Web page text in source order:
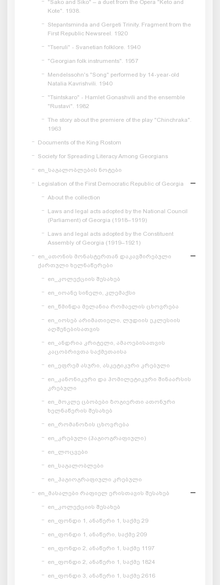
"Sako and Siko" – a duet from the Opera "Keto and
Kote". 1938.
Stepantsminda and Gergeti Trinity. Fragment from the
First Republic Newsreel. 1920
"Tseruli" - Svanetian folklore. 1940
"Georgian folk instruments". 1957
Mendelssohn's "Song" performed by 14-year-old
Natalia Kavrishvili. 1940
"Tsintskaro" - Hamlet Gonashvili and the ensemble
"Rustavi". 1982
The story about the premiere of the play "Chinchraka".
1963
Documents of the King Rostom
Society for Spreading Literacy Among Georgians
en_საგალობლების ნოტები
Legislation of the First Democratic Republic of Georgia
About the collection
Laws and legal acts adopted by the National Council
(Parliament) of Georgia (1918–1919)
Laws and legal acts adopted by the Constituent
Assembly of Georgia (1919–1921)
en_ათონის მონასტერთან დაკავშირებული
ქართული ხელნაწერები
en_კოლექციის შესახებ
en_იოანე სინელი, კლემაქსი
en_წმინდა მელანია რომაელის ცხოვრება
en_იოსებ არიმათიელი, ლუდიის ეკლესიის
აღშენებისათვის
en_ანდრია კრიტელი, ამაოებისათვის
კაცობრივთა საქმეთაისა
en_ეფრემ ასური, ასკეტიკური კრებული
en_კანონიკური და ჰომილეტიკური შინაარსის
კრებული
en_მოკლე ცბობები ზოგიერთი ათონური
ხელნაწერის შესახებ
en_რომანოზის ცხოვრება
en_კრებული (ჰაგიოგრაფიული)
en_ლოცვები
en_საგალობლები
en_ჰაგიოგრაფიული კრებული
en_მასალები რაფიელ ერისთავის შესახებ
en_კოლექციის შესახებ
en_ფონდი 1, ანაწერი 1, საქმე 29
en_ფონდი 1, ანაწერი, საქმე 209
en_ფონდი 2, ანაწერი 1, საქმე 1197
en_ფონდი 2, ანაწერი 1, საქმე 1824
en_ფონდი 3, ანაწერი 1, საქმე 2616